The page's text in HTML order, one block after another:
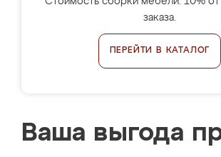
заказа.
ПЕРЕЙТИ В КАТАЛОГ
Ваша выгода